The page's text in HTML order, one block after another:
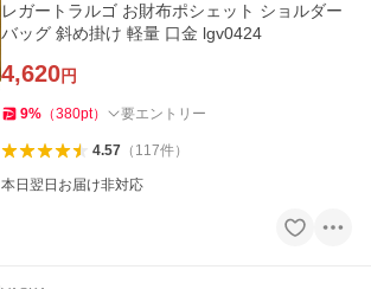
レガートラルゴ お財布ポシェット ショルダー
バッグ 斜め掛け 軽量 口金 lgv0424
4,620円
9% （380pt） 要エントリー
4.57（ 117件）
本日翌日お届け非対応